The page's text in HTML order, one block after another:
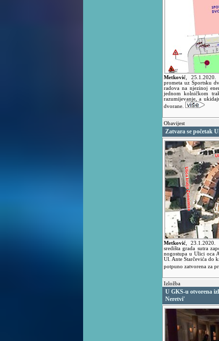
Metković ,
prometa uz Sportsku
radova na njezinoj
jednom kolničkom
razumijevanje, a
dvorane.
Obavijest
Zatvara se početak
Metković 23.1.2020.
središta grada sutra
nogostupa u Ulici oca
Ul. Ante Starčevića do
potpuno zatvorena za
Izložba
U GKS-u otvorena
Neretvi'